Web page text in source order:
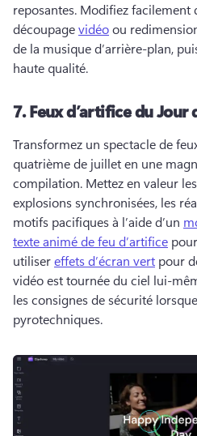
reposantes. Modifiez facilement
découpage vidéo ou
de la musique d’arrière-plan,
haute qualité.
7.Feux d’artifice du Jour
Transformez un spectacle de
quatrième de juillet en une
compilation. Mettez en valeur
explosions synchronisées, les
motifs pacifiques à l’aide d’un
texte animé de feu d’artifice
utiliser effets d’écran vert pour
vidéo est tournée du ciel lui-
les consignes de sécurité
pyrotechniques.